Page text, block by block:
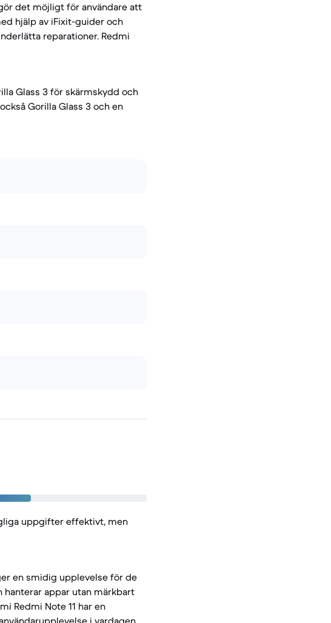
det möjligt för användare att
hjälp av iFixit-guider och
reparationer. Redmi
Glass 3 för skärmskydd och
Gorilla Glass 3 och en
uppgifter effektivt, men
en smidig upplevelse för de
appar utan märkbart
Redmi Note 11 har en
i vardagen,